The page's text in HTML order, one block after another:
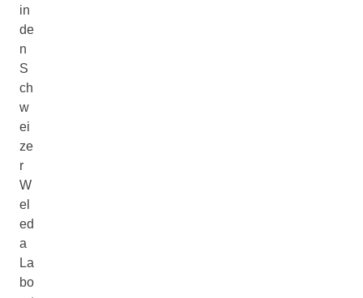
in
de
n
S
ch
w
ei
ze
r
W
el
ed
a
La
bo